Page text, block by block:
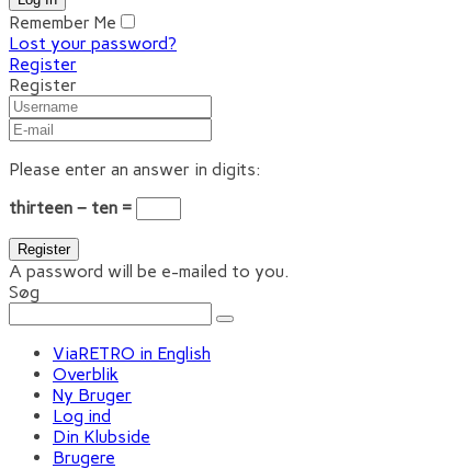
Remember Me
Lost your password?
Register
Register
Please enter an answer in digits:
thirteen − ten =
A password will be e-mailed to you.
Søg
ViaRETRO in English
Overblik
Ny Bruger
Log ind
Din Klubside
Brugere